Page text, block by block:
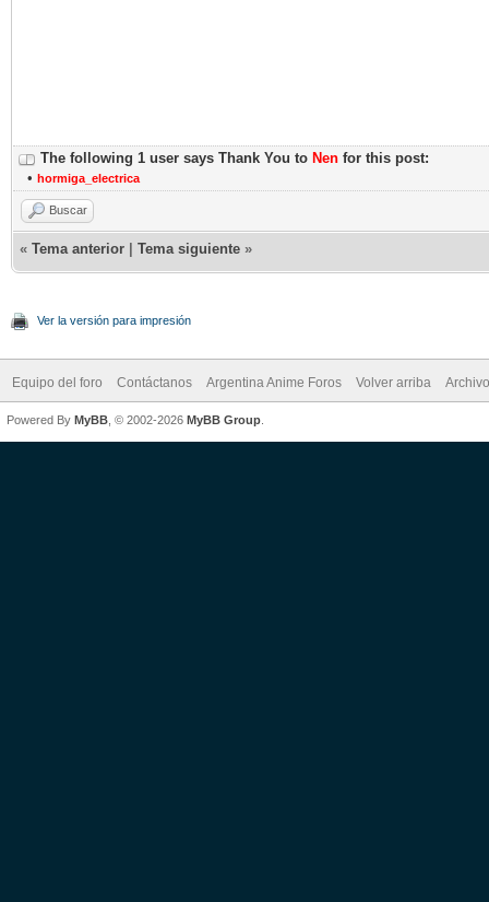
The following 1 user says Thank You to Nen for this post:
• hormiga_electrica
Buscar
« Tema anterior Tema siguiente »
Ver la versión para impresión
Equipo del foro Contáctanos Argentina Anime Foros Volver arriba
Powered By MyBB , © 2002-2026 MyBB Group